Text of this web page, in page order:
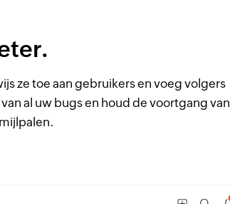
ze toe aan gebruikers en voeg volgers
al uw bugs en houd de voortgang van